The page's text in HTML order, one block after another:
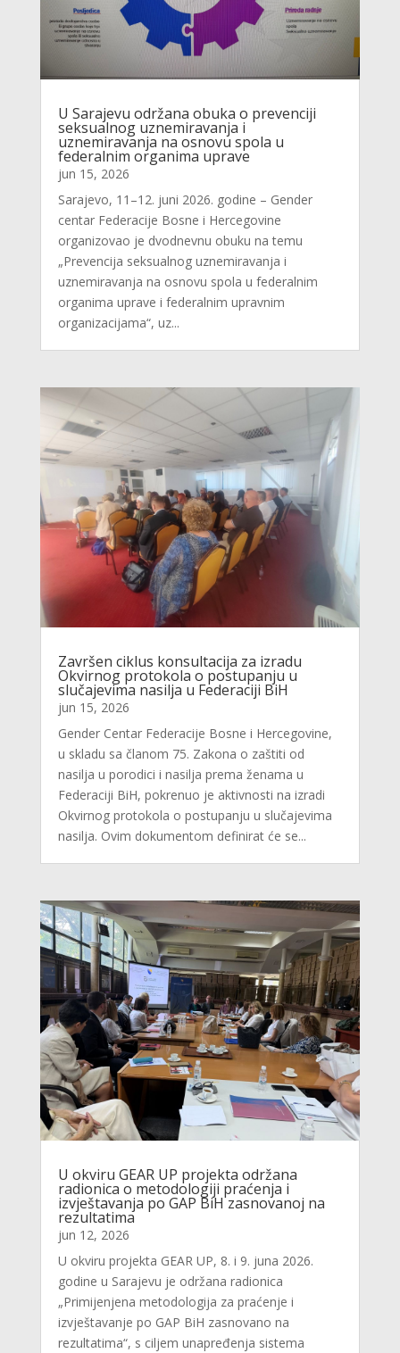
U Sarajevu održana obuka o prevenciji
seksualnog uznemiravanja i
uznemiravanja na osnovu spola u
federalnim organima uprave
jun 15, 2026
Sarajevo, 11–12. juni 2026. godine – Gender
centar Federacije Bosne i Hercegovine
organizovao je dvodnevnu obuku na temu
„Prevencija seksualnog uznemiravanja i
uznemiravanja na osnovu spola u federalnim
organima uprave i federalnim upravnim
organizacijama“, uz...
Završen ciklus konsultacija za izradu
Okvirnog protokola o postupanju u
slučajevima nasilja u Federaciji BiH
jun 15, 2026
Gender Centar Federacije Bosne i Hercegovine,
u skladu sa članom 75. Zakona o zaštiti od
nasilja u porodici i nasilja prema ženama u
Federaciji BiH, pokrenuo je aktivnosti na izradi
Okvirnog protokola o postupanju u slučajevima
nasilja. Ovim dokumentom definirat će se...
U okviru GEAR UP projekta održana
radionica o metodologiji praćenja i
izvještavanja po GAP BiH zasnovanoj na
rezultatima
jun 12, 2026
U okviru projekta GEAR UP, 8. i 9. juna 2026.
godine u Sarajevu je održana radionica
„Primijenjena metodologija za praćenje i
izvještavanje po GAP BiH zasnovano na
rezultatima“, s ciljem unapređenja sistema